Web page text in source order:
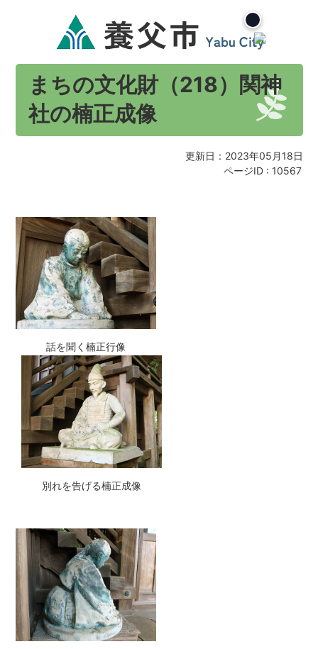
まちの文化財（218）関神
社の楠正成像
更新日：2023年05月18日
ページID : 10567
話を聞く楠正行像
別れを告げる楠正成像